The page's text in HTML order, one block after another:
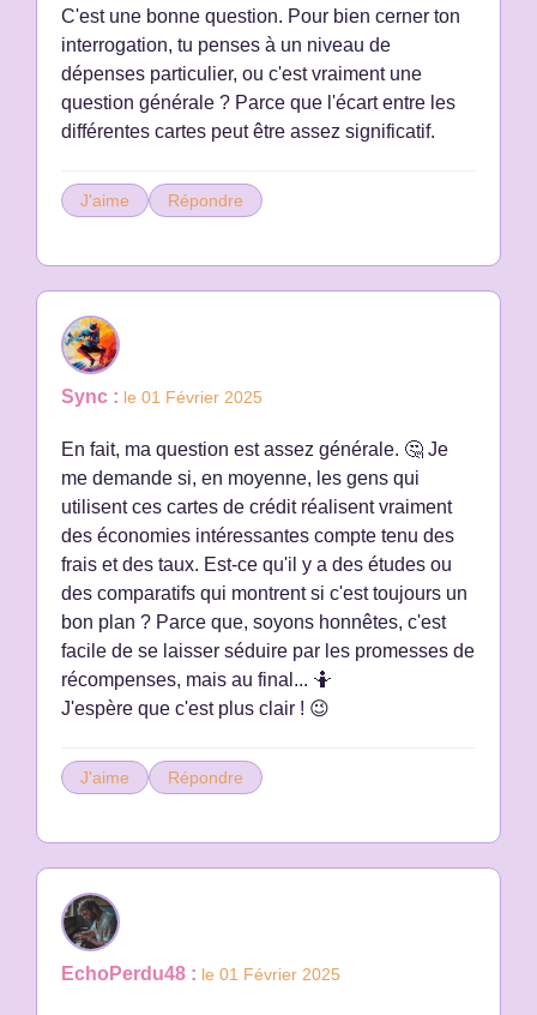
C'est une bonne question. Pour bien cerner ton
interrogation, tu penses à un niveau de
dépenses particulier, ou c'est vraiment une
question générale ? Parce que l'écart entre les
différentes cartes peut être assez significatif.
J'aime Répondre
Sync : le 01 Février 2025
En fait, ma question est assez générale. 🤔 Je
me demande si, en moyenne, les gens qui
utilisent ces cartes de crédit réalisent vraiment
des économies intéressantes compte tenu des
frais et des taux. Est-ce qu'il y a des études ou
des comparatifs qui montrent si c'est toujours un
bon plan ? Parce que, soyons honnêtes, c'est
facile de se laisser séduire par les promesses de
récompenses, mais au final... 🤷
J'espère que c'est plus clair ! 😉
J'aime Répondre
EchoPerdu48 : le 01 Février 2025